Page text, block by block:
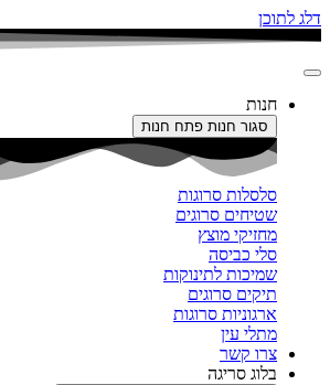
דלג לתוכן
חנות
סגור חנות פתח חנות
סלסלות סרוגות
שטיחים סרוגים
מחזיקי מוצץ
סלי כביסה
שמיכות לתינוקות
תיקים סרוגים
ארגוניות סרוגות
מתלי עין
צרו קשר
בלוג סריגה